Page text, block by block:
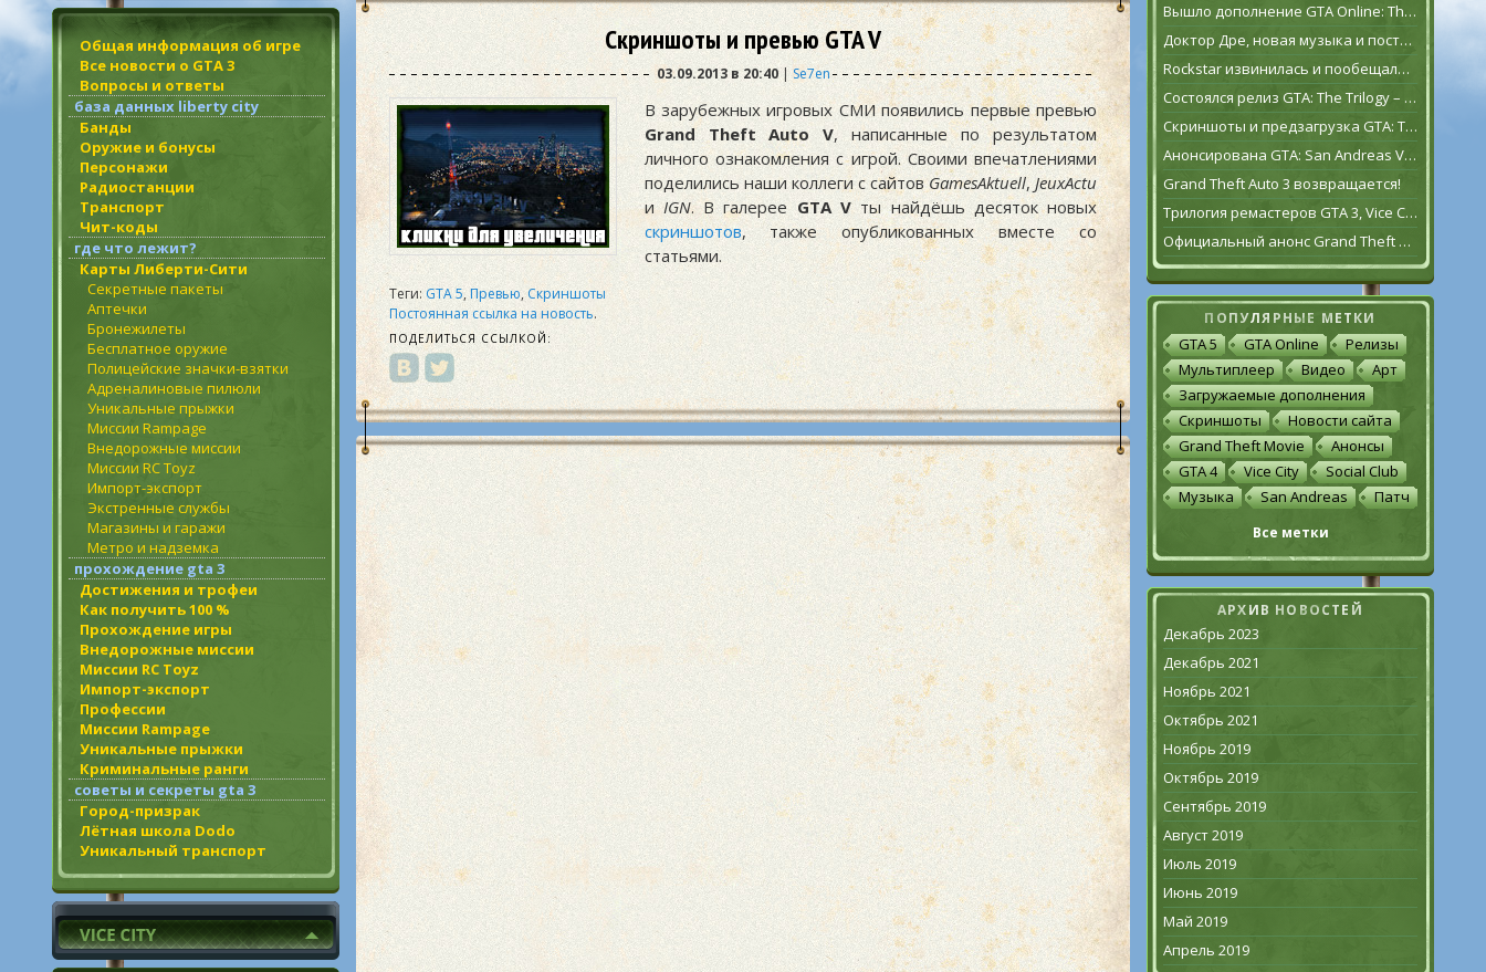
Общая информация об игре
Все новости о GTA 3
Вопросы и ответы
база данных liberty city
Банды
Оружие и бонусы
Персонажи
Радиостанции
Транспорт
Чит-коды
где что лежит?
Карты Либерти-Сити
Секретные пакеты
Аптечки
Бронежилеты
Бесплатное оружие
Полицейские значки-взятки
Адреналиновые пилюли
Уникальные прыжки
Миссии Rampage
Внедорожные миссии
Миссии RC Toyz
Импорт-экспорт
Экстренные службы
Магазины и гаражи
Метро и надземка
прохождение gta 3
Достижения и трофеи
Как получить 100 %
Прохождение игры
Внедорожные миссии
Миссии RC Toyz
Импорт-экспорт
Профессии
Миссии Rampage
Уникальные прыжки
Криминальные ранги
советы и секреты gta 3
Город-призрак
Лётная школа Dodo
Уникальный транспорт
Скриншоты и превью GTA V
03.09.2013 в 20:40| Se7en
В зарубежных игровых СМИ появились первые превью
Grand Theft Auto V, написанные по результатом
личного ознакомления с игрой. Своими впечатлениями
поделились наши коллеги с сайтовGamesAktuell,JeuxActu
и IGN. В галерееGTA Vты найдёшь десяток новых
скриншотов, также опубликованных вместе со
статьями.
Теги:GTA 5,Превью,Скриншоты
Постоянная ссылка на новость.
ПОДЕЛИТЬСЯ ССЫЛКОЙ:
Вышло дополнение GTA Online: The Contract
Доктор Дре, новая музыка и постаревший Франклин Клинтон в дополнении GTA Online: The Contract
Rockstar извинилась и пообещала исправить GTA: The Trilogy – The Definitive Edition [обновлено]
Состоялся релиз GTA: The Trilogy – The Definitive Edition
Скриншоты и предзагрузка GTA: The Trilogy – The Definitive Edition
Анонсирована GTA: San Andreas VR для Oculus Quest 2
Grand Theft Auto 3 возвращается!
Трилогия ремастеров GTA 3, Vice City и San Andreas выйдет 11 ноября
Официальный анонс Grand Theft Auto: The Trilogy – The Definitive Edition
ПОПУЛЯРНЫЕ МЕТКИ
GTA 5 GTA Online
Релизы
Мультиплеер
Видео
Арт
Загружаемые дополнения
Скриншоты
Новости сайта
Grand Theft Movie
Анонсы
GTA 4
Vice City
Social Club
Музыка
San Andreas Патч
Все метки
АРХИВ НОВОСТЕЙ
Декабрь 2023
Декабрь 2021
Ноябрь 2021
Октябрь 2021
Ноябрь 2019
Октябрь 2019
Сентябрь 2019
Август 2019
Июль 2019
Июнь 2019
Май 2019
Апрель 2019